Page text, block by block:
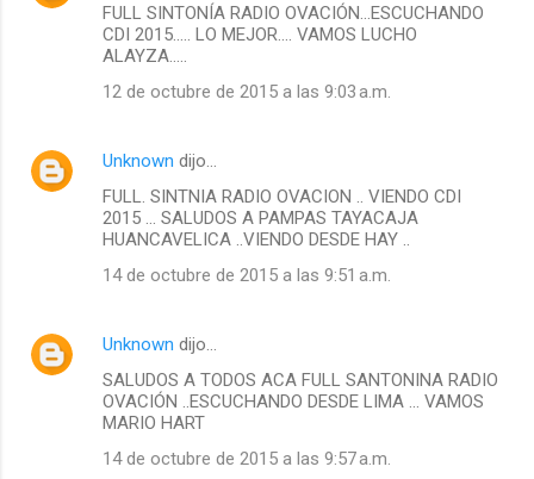
FULL SINTONÍA RADIO OVACIÓN...ESCUCHANDO
CDI 2015..... LO MEJOR.... VAMOS LUCHO
ALAYZA.....
12 de octubre de 2015 a las 9:03 a.m.
Unknown dijo…
FULL. SINTNIA RADIO OVACION .. VIENDO CDI
2015 ... SALUDOS A PAMPAS TAYACAJA
HUANCAVELICA ..VIENDO DESDE HAY ..
14 de octubre de 2015 a las 9:51 a.m.
Unknown dijo…
SALUDOS A TODOS ACA FULL SANTONINA RADIO
OVACIÓN ..ESCUCHANDO DESDE LIMA ... VAMOS
MARIO HART
14 de octubre de 2015 a las 9:57 a.m.